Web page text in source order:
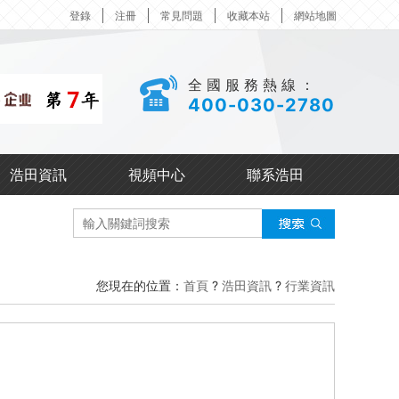
登錄 注冊 常見問題 收藏本站 網站地圖
全國服務熱線：
400-030-2780
浩田資訊 視頻中心 聯系浩田
您現在的位置： 首頁 ? 浩田資訊 ? 行業資訊